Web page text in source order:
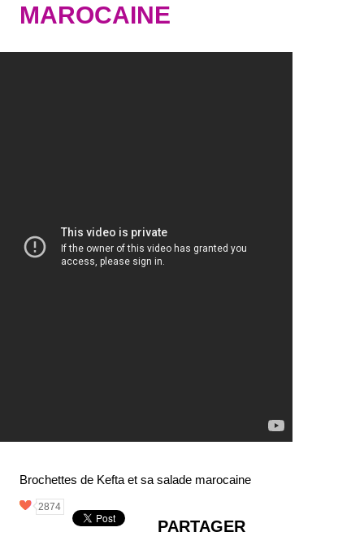
MAROCAINE
Brochettes de Kefta et sa salade marocaine
2874
PARTAGER